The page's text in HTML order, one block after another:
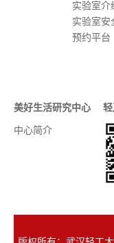
实验室介
实验室安
预约平台
美好生活研究中心
中心简介